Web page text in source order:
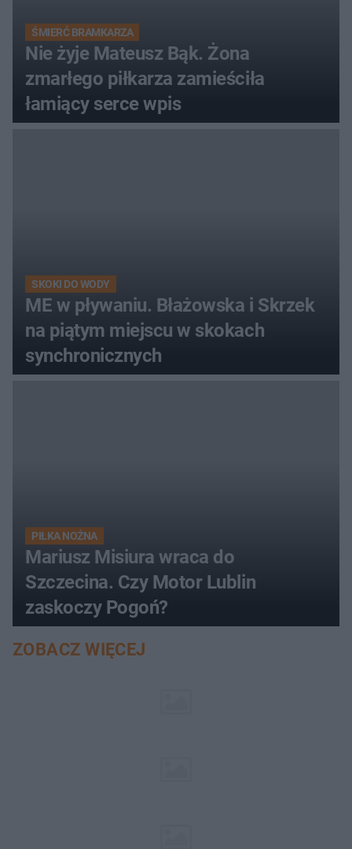
ŚMIERĆ BRAMKARZA
Nie żyje Mateusz Bąk. Żona
zmarłego piłkarza zamieściła
łamiący serce wpis
SKOKI DO WODY
ME w pływaniu. Błażowska i Skrzek
na piątym miejscu w skokach
synchronicznych
PIŁKA NOŻNA
Mariusz Misiura wraca do
Szczecina. Czy Motor Lublin
zaskoczy Pogoń?
ZOBACZ WIĘCEJ